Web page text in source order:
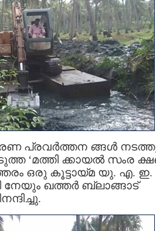
പ്രവര്‍ത്തന ങ്ങള്‍
‘മത്തി ക്കായൽ സംര
ഒരു കൂട്ടായ്മ യു. എ. ഇ.
നേയും ഖത്തര്‍ ബ്ലാങ്ങാട്